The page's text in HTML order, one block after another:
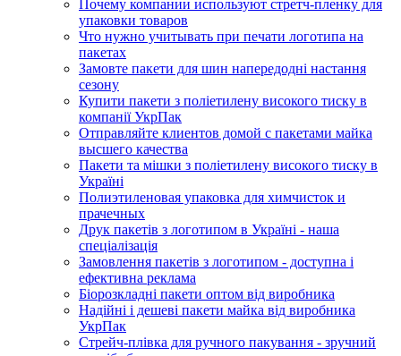
Почему компании используют стретч-пленку для
упаковки товаров
Что нужно учитывать при печати логотипа на
пакетах
Замовте пакети для шин напередодні настання
сезону
Купити пакети з поліетилену високого тиску в
компанії УкрПак
Отправляйте клиентов домой с пакетами майка
высшего качества
Пакети та мішки з поліетилену високого тиску в
Україні
Полиэтиленовая упаковка для химчисток и
прачечных
Друк пакетів з логотипом в Україні - наша
спеціалізація
Замовлення пакетів з логотипом - доступна і
ефективна реклама
Біорозкладні пакети оптом від виробника
Надійні і дешеві пакети майка від виробника
УкрПак
Стрейч-плівка для ручного пакування - зручний